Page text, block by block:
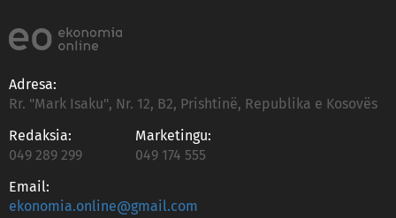
Adresa:
Rr. "Mark Isaku", Nr. 12, B2, Prishtinë, Republika e Kosovës
Redaksia:
049 289 299
Marketingu:
049 174 555
Email:
ekonomia.online@gmail.com